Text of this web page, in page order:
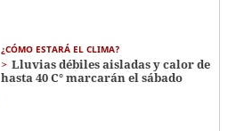
¿CÓMO ESTARÁ EL CLIMA?
Lluvias débiles aisladas y calor de
hasta 40 C° marcarán el sábado